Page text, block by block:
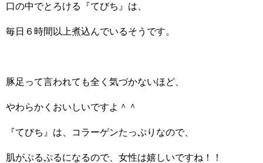
口の中でとろける『てびち』は、
毎日６時間以上煮込んでいるそうです。
豚足って言われても全く気づかないほど、
やわらかくおいしいですよ＾＾
『てびち』は、コラーゲンたっぷりなので、
肌がぷるぷるになるので、女性は嬉しいですね！！